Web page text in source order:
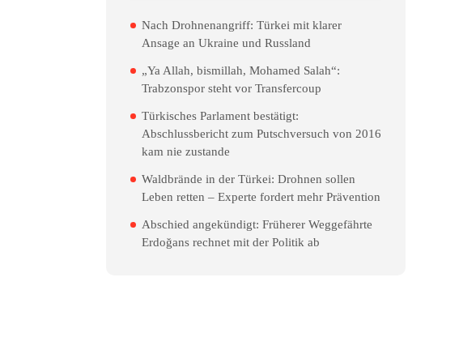
Nach Drohnenangriff: Türkei mit klarer
Ansage an Ukraine und Russland
„Ya Allah, bismillah, Mohamed Salah“:
Trabzonspor steht vor Transfercoup
Türkisches Parlament bestätigt:
Abschlussbericht zum Putschversuch von 2016
kam nie zustande
Waldbrände in der Türkei: Drohnen sollen
Leben retten – Experte fordert mehr Prävention
Abschied angekündigt: Früherer Weggefährte
Erdoğans rechnet mit der Politik ab